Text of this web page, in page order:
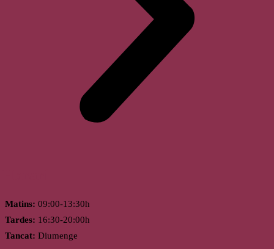
Matins: 09:00-13:30h
Tardes: 16:30-20:00h
Tancat: Diumenge